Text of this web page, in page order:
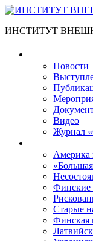
ИНСТИТУТ
Новости
Видео
Журнал
Америка
Финские
Старые
Финская